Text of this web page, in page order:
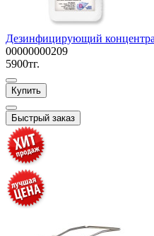
Дезинфицирующий
00000000209
5900тг.
Купить
Быстрый заказ